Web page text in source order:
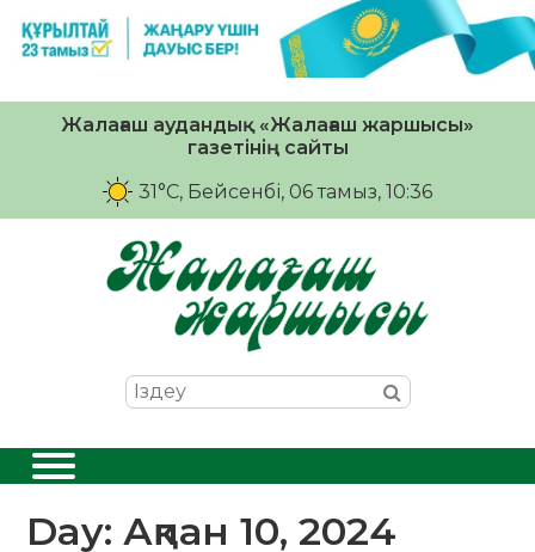
Жалағаш аудандық «Жалағаш жаршысы»
газетінің сайты
31°C, Бейсенбі, 06 тамыз, 10:36
Day:Ақпан 10, 2024